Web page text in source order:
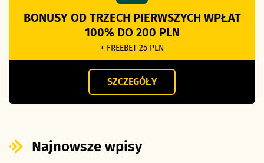
BONUSY OD TRZECH PIERWSZYCH WPŁAT
100% DO 200 PLN
+ FREEBET 25 PLN
SZCZEGÓŁY
Najnowsze wpisy